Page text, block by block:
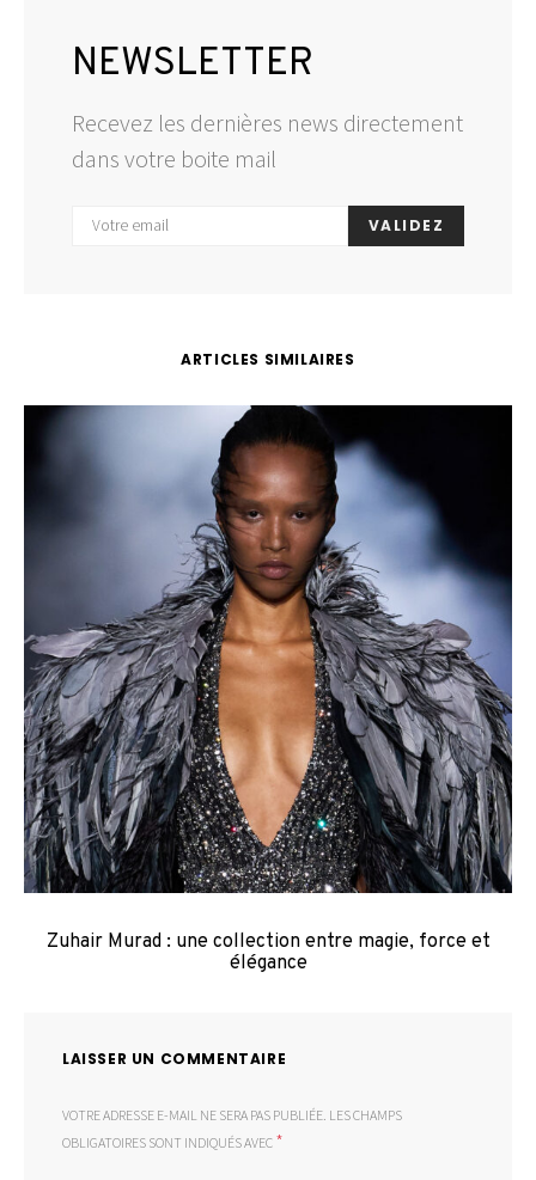
NEWSLETTER
Recevez les dernières news directement
dans votre boite mail
VALIDEZ
ARTICLES SIMILAIRES
Zuhair Murad : une collection entre magie, force et
élégance
LAISSER UN COMMENTAIRE
VOTRE ADRESSE E-MAIL NE SERA PAS PUBLIÉE. LES CHAMPS
OBLIGATOIRES SONT INDIQUÉS AVEC *